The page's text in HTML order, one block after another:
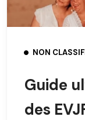
NON
Guide
des